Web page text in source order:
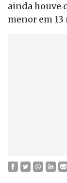
ainda houve
menor em 13